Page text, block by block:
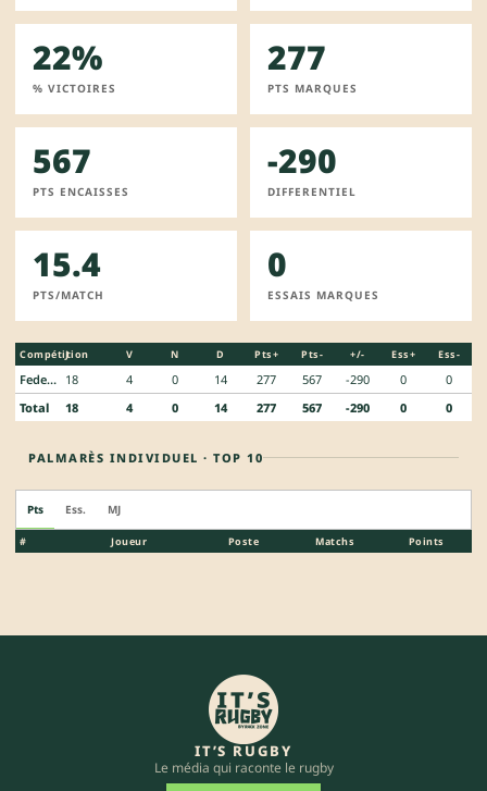
22%
% VICTOIRES
277
PTS MARQUES
567
PTS ENCAISSES
-290
DIFFERENTIEL
15.4
PTS/MATCH
0
ESSAIS MARQUES
Compétition
J V N D Pts+ Pts- +/- Ess+ Ess-
Federale 3 18 4 0 14 277 567 -290 0
0
Total
18 4 0 14 277 567 -290 0 0
PALMARÈS INDIVIDUEL · TOP 10
Pts Ess. MJ
# Joueur Poste Matchs Points
IT’S RUGBY
Le média qui raconte le rugby